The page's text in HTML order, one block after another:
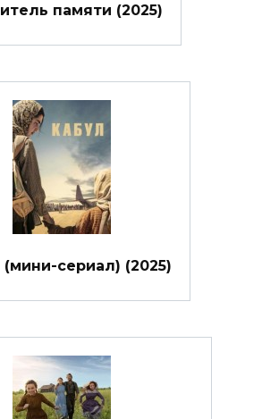
памяти (2025)
(мини-сериал) (2025)